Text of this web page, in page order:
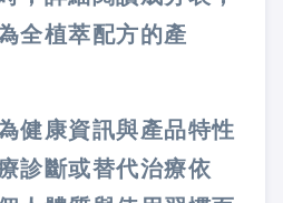
全植萃配方的產
健康資訊與產品特性
診斷或替代治療依